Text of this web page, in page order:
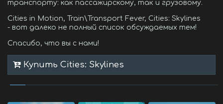
транспорту: как пассажирскому, так и грузовому.
Cities in Motion, Train\Transport Fever, Cities: Skylines
- вот далеко не полный список обсуждаемых тем!
Спасибо, что вы с нами!
Купить Cities: Skylines